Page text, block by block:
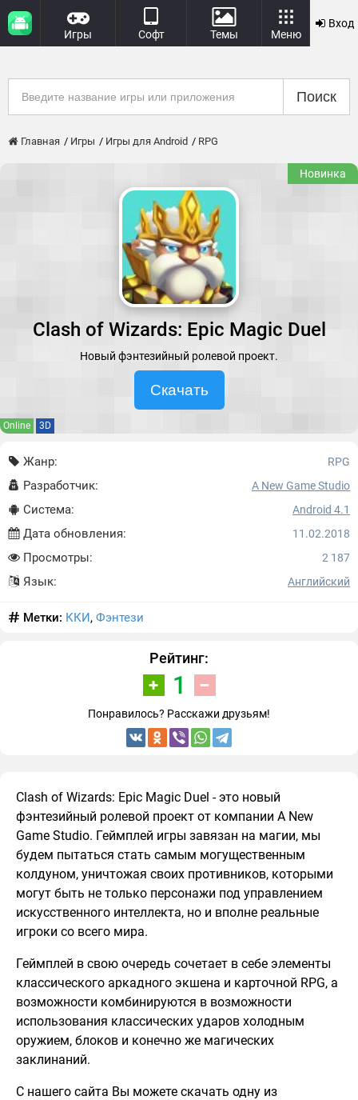
Игры Софт Темы Меню
Вход
Поиск
Главная Игры Игры для Android RPG
Новинка
Clash of Wizards: Epic Magic Duel
Новый фэнтезийный ролевой проект.
Скачать
Online 3D
Жанр: RPG
Разработчик: A New Game Studio
Система: Android 4.1
Дата обновления: 11.02.2018
Просмотры: 2 187
Язык: Английский
Метки: ККИ, Фэнтези
Рейтинг:
1
Понравилось? Расскажи друзьям!
Clash of Wizards: Epic Magic Duel - это новый
фэнтезийный ролевой проект от компании A New
Game Studio. Геймплей игры завязан на магии, мы
будем пытаться стать самым могущественным
колдуном, уничтожая своих противников, которыми
могут быть не только персонажи под управлением
искусственного интеллекта, но и вполне реальные
игроки со всего мира.
Геймплей в свою очередь сочетает в себе элементы
классического аркадного экшена и карточной RPG, а
возможности комбинируются в возможности
использования классических ударов холодным
оружием, блоков и конечно же магических
заклинаний.
С нашего сайта Вы можете скачать одну из